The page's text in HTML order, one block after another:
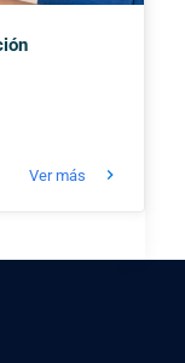
Ver más
keyboard_arrow_right